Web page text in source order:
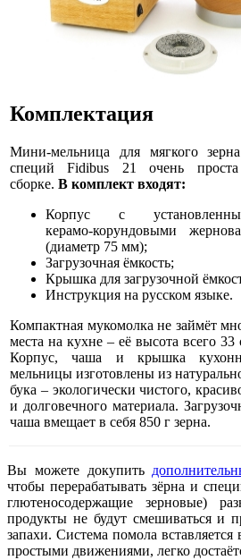
Комплектация
Мини-мельница для мягкого
специй Fidibus 21 очень
сборке. В комплект входят:
Корпус с
керамо-корундовыми
(диаметр 75 мм);
Загрузочная ёмкость;
Крышка для загрузочной
Инструкция на русском языке.
Компактная мукомолка не займёт
места на кухне – её высота всего 33
Корпус, чаша и крышка
мельницы изготовлены из
бука – экологически чистого,
и долговечного материала.
чаша вмещает в себя 850 г зерна.
Вы можете докупить
чтобы перерабатывать зёрна и
глютеносодержащие зерновые)
продукты не будут смешиваться и
запахи. Система помола
простыми движениями, легко